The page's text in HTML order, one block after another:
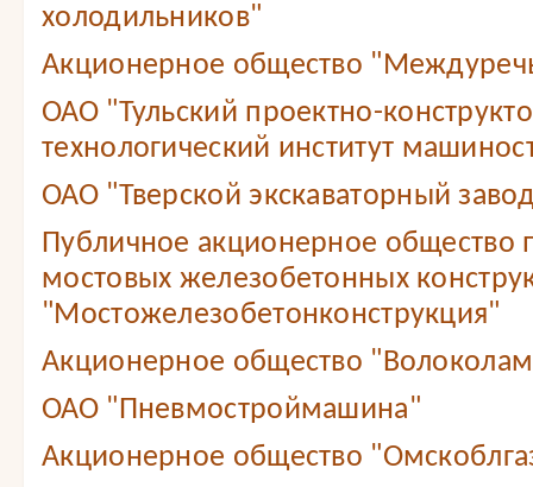
холодильников"
Акционерное общество
ОАО "Тульский проектно-
технологический институт
ОАО "Тверской экскаваторный
Публичное акционерное общество
мостовых железобетонных
"Мостожелезобетонконструкция"
Акционерное общество
ОАО "Пневмостроймашина"
Акционерное общество